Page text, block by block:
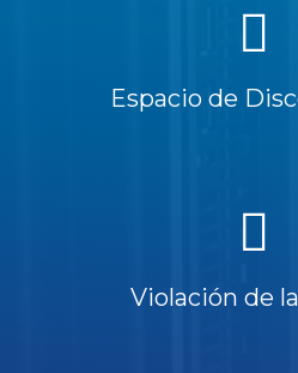
Espacio de
Violación de